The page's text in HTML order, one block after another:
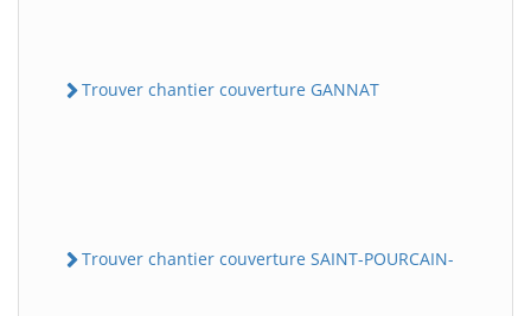
Trouver chantier couverture GANNAT
Trouver chantier couverture SAINT-POURCAIN-